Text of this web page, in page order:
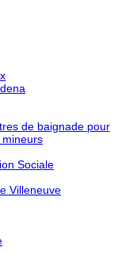
de baignade pour
mineurs
Sociale
Villeneuve